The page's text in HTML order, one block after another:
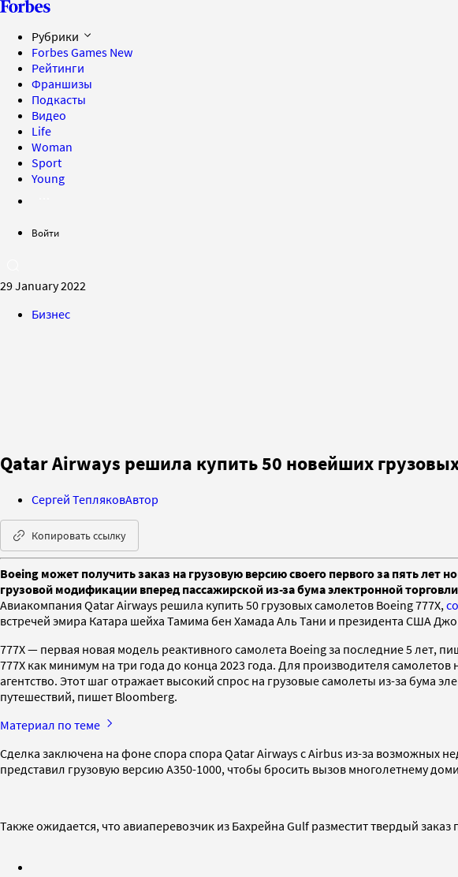
Рубрики
Forbes Games New
Рейтинги
Франшизы
Подкасты
Видео
Life
Woman
Sport
Young
Войти
29 January 2022
Бизнес
Qatar Airways решила купить 50 новейших
Сергей ТепляковАвтор
Копировать ссылку
Boeing может получить заказ на грузовую версию своего первого за пять
грузовой модификации вперед пассажирской из-за бума электронной
Авиакомпания Qatar Airways решила купить 50 грузовых самолетов Boeing 777X,
встречей эмира Катара шейха Тамима бен Хамада Аль Тани и президента США
777X — первая новая модель реактивного самолета Boeing за последние 5
777X как минимум на три года до конца 2023 года. Для производителя
агентство. Этот шаг отражает высокий спрос на грузовые самолеты из-за
путешествий, пишет Bloomberg.
Материал по теме
Сделка заключена на фоне спора спора Qatar Airways с Airbus из-за возможных
представил грузовую версию A350-1000, чтобы бросить вызов многолетнему
Также ожидается, что авиаперевозчик из Бахрейна Gulf разместит твердый